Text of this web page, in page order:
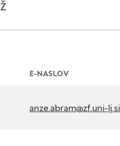
Ž
E-NASLOV
anze.abram@zf.uni-lj.si